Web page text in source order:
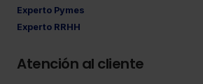
Experto Pymes
Experto RRHH
Atención al cliente